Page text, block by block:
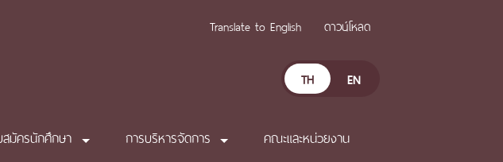
Translate to English ดาวน์โหลด
TH EN
มัครนักศึกษา การบริหารจัดการ
คณะและหน่วยงาน